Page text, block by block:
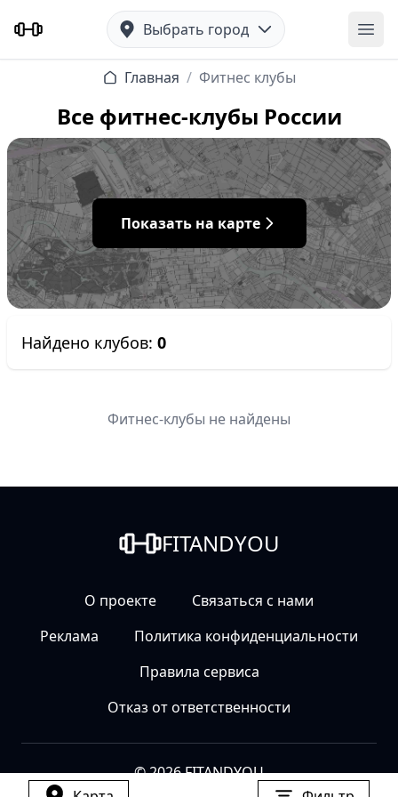
Выбрать город
Главная / Фитнес клубы
Все фитнес-клубы России
Показать на карте
Найдено клубов: 0
Фитнес-клубы не найдены
FITANDYOU
О проекте
Связаться с нами
Реклама
Политика конфиденциальности
Правила сервиса
Отказ от ответственности
© 2026 FITANDYOU